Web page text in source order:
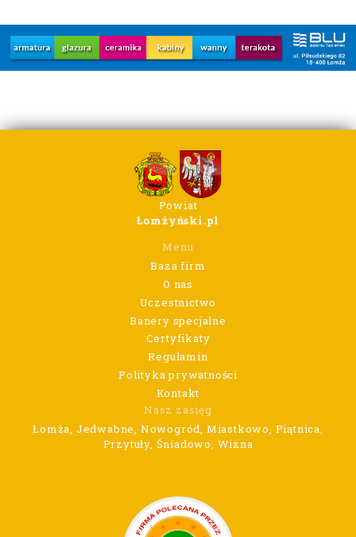
Powiat
Łomżyński.pl
Menu
Baza firm
O nas
Uczestnictwo
Banery specjalne
Certyfikaty
Regulamin
Polityka prywatności
Kontakt
Nasz zasięg
Łomża, Jedwabne, Nowogród, Miastkowo, Piątnica,
Przytuły, Śniadowo, Wizna